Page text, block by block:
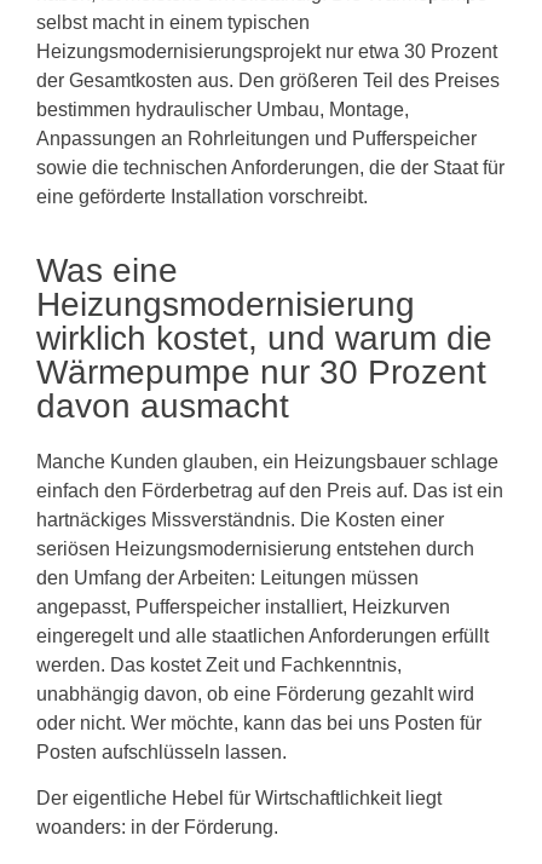
selbst macht in einem typischen
Heizungsmodernisierungsprojekt nur etwa 30 Prozent
der Gesamtkosten aus. Den größeren Teil des Preises
bestimmen hydraulischer Umbau, Montage,
Anpassungen an Rohrleitungen und Pufferspeicher
sowie die technischen Anforderungen, die der Staat für
eine geförderte Installation vorschreibt.
Was eine
Heizungsmodernisierung
wirklich kostet, und warum die
Wärmepumpe nur 30 Prozent
davon ausmacht
Manche Kunden glauben, ein Heizungsbauer schlage
einfach den Förderbetrag auf den Preis auf. Das ist ein
hartnäckiges Missverständnis. Die Kosten einer
seriösen Heizungsmodernisierung entstehen durch
den Umfang der Arbeiten: Leitungen müssen
angepasst, Pufferspeicher installiert, Heizkurven
eingeregelt und alle staatlichen Anforderungen erfüllt
werden. Das kostet Zeit und Fachkenntnis,
unabhängig davon, ob eine Förderung gezahlt wird
oder nicht. Wer möchte, kann das bei uns Posten für
Posten aufschlüsseln lassen.
Der eigentliche Hebel für Wirtschaftlichkeit liegt
woanders: in der Förderung.